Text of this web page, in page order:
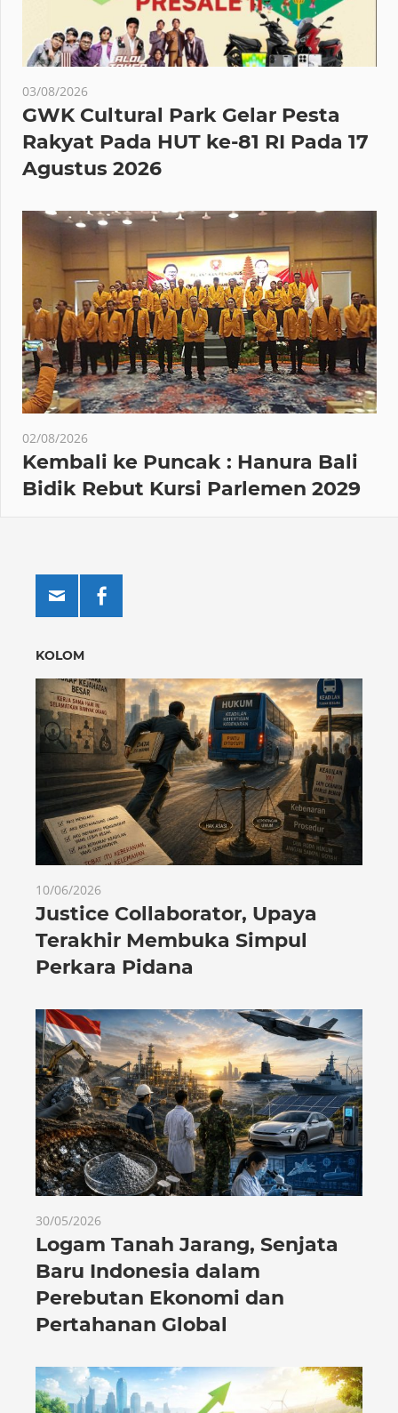
03/08/2026
GWK Cultural Park Gelar Pesta
Rakyat Pada HUT ke-81 RI Pada 17
Agustus 2026
02/08/2026
Kembali ke Puncak : Hanura Bali
Bidik Rebut Kursi Parlemen 2029
KOLOM
10/06/2026
Justice Collaborator, Upaya
Terakhir Membuka Simpul
Perkara Pidana
30/05/2026
Logam Tanah Jarang, Senjata
Baru Indonesia dalam
Perebutan Ekonomi dan
Pertahanan Global